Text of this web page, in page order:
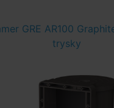
GRE AR100
trysky